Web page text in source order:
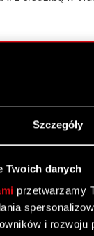
Szczegóły
Twoich danych
przetwarzamy
i
od dnia
Podstawa
dnia 8 marca
nr…Czytaj dalej